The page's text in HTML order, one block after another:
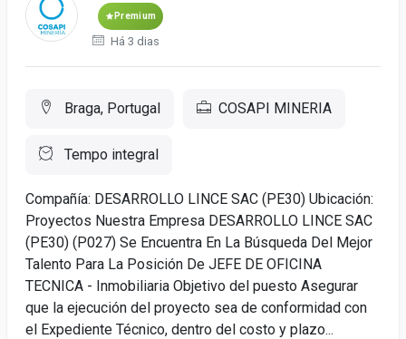
Premium
Há 3 dias
Braga, Portugal COSAPI MINERIA
Tempo integral
Compañía: DESARROLLO LINCE SAC (PE30) Ubicación:
Proyectos Nuestra Empresa DESARROLLO LINCE SAC
(PE30) (P027) Se Encuentra En La Búsqueda Del Mejor
Talento Para La Posición De JEFE DE OFICINA
TECNICA - Inmobiliaria Objetivo del puesto Asegurar
que la ejecución del proyecto sea de conformidad con
el Expediente Técnico, dentro del costo y plazo...